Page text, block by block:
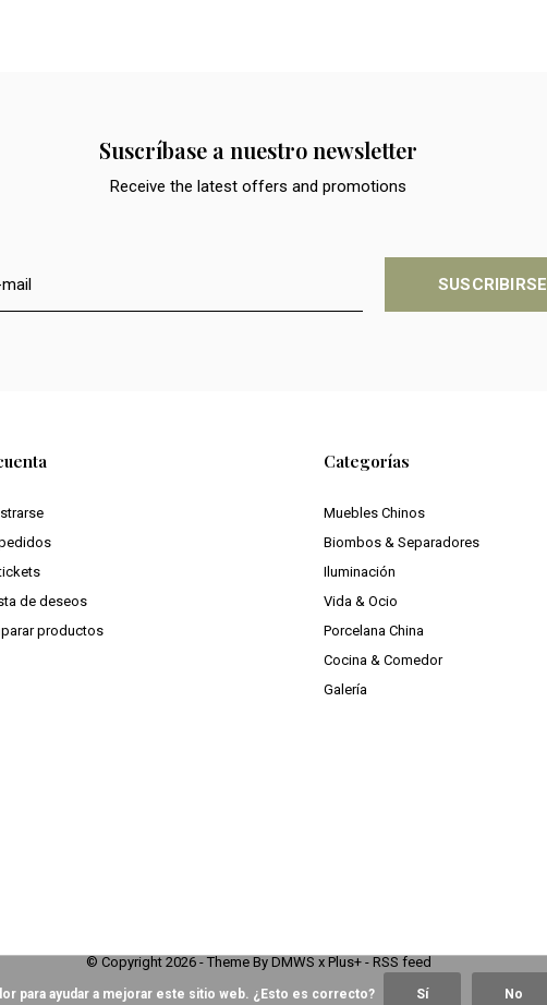
Suscríbase a nuestro newsletter
Receive the latest offers and promotions
SUSCRIBIRSE
de deseos
productos
Categorías
Muebles Chinos
Biombos & Separadores
Iluminación
Vida & Ocio
Porcelana China
Cocina & Comedor
Galería
© Copyright 2026- Theme By DMWS x Plus+- RSS feed
para ayudar a mejorar este sitio web. ¿Esto es correcto? Sí No